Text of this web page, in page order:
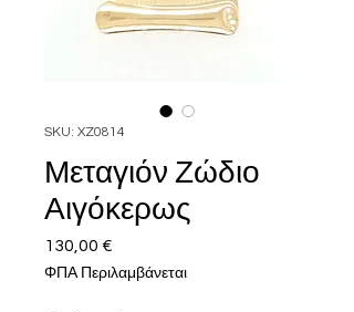
SKU: XZ0814
Μεταγιόν Ζώδιο
Αιγόκερως
130,00 €
ΦΠΑ Περιλαμβάνεται